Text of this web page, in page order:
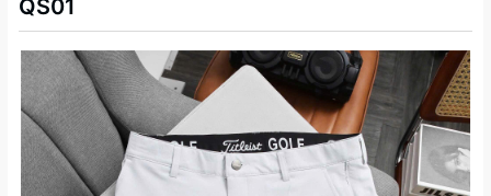
QS01